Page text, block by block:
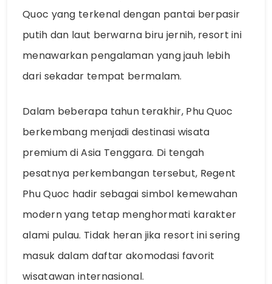
Quoc yang terkenal dengan pantai berpasir
putih dan laut berwarna biru jernih, resort ini
menawarkan pengalaman yang jauh lebih
dari sekadar tempat bermalam.
Dalam beberapa tahun terakhir, Phu Quoc
berkembang menjadi destinasi wisata
premium di Asia Tenggara. Di tengah
pesatnya perkembangan tersebut, Regent
Phu Quoc hadir sebagai simbol kemewahan
modern yang tetap menghormati karakter
alami pulau. Tidak heran jika resort ini sering
masuk dalam daftar akomodasi favorit
wisatawan internasional.